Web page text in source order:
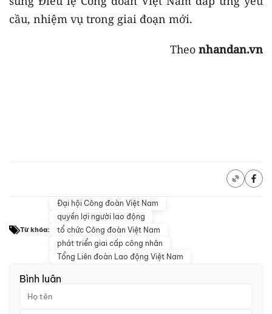
cầu, nhiệm vụ trong giai đoạn mới.​
Theo nhandan.vn
Từ khóa:
Đại hội Công đoàn Việt Nam
quyền lợi người lao động
tổ chức Công đoàn Việt Nam
phát triển giai cấp công nhân
Tổng Liên đoàn Lao động Việt Nam
Bình luận